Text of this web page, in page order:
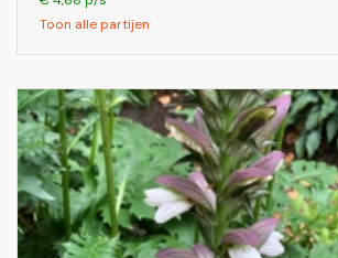
Toon alle partijen